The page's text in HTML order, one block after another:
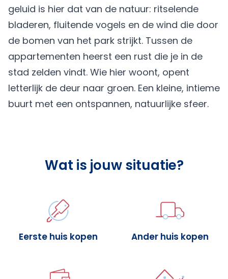
geluid is hier dat van de natuur: ritselende
bladeren, fluitende vogels en de wind die door
de bomen van het park strijkt. Tussen de
appartementen heerst een rust die je in de
stad zelden vindt. Wie hier woont, opent
letterlijk de deur naar groen. Een kleine, intieme
buurt met een ontspannen, natuurlijke sfeer.
Wat is jouw situatie?
Eerste huis kopen Ander huis kopen